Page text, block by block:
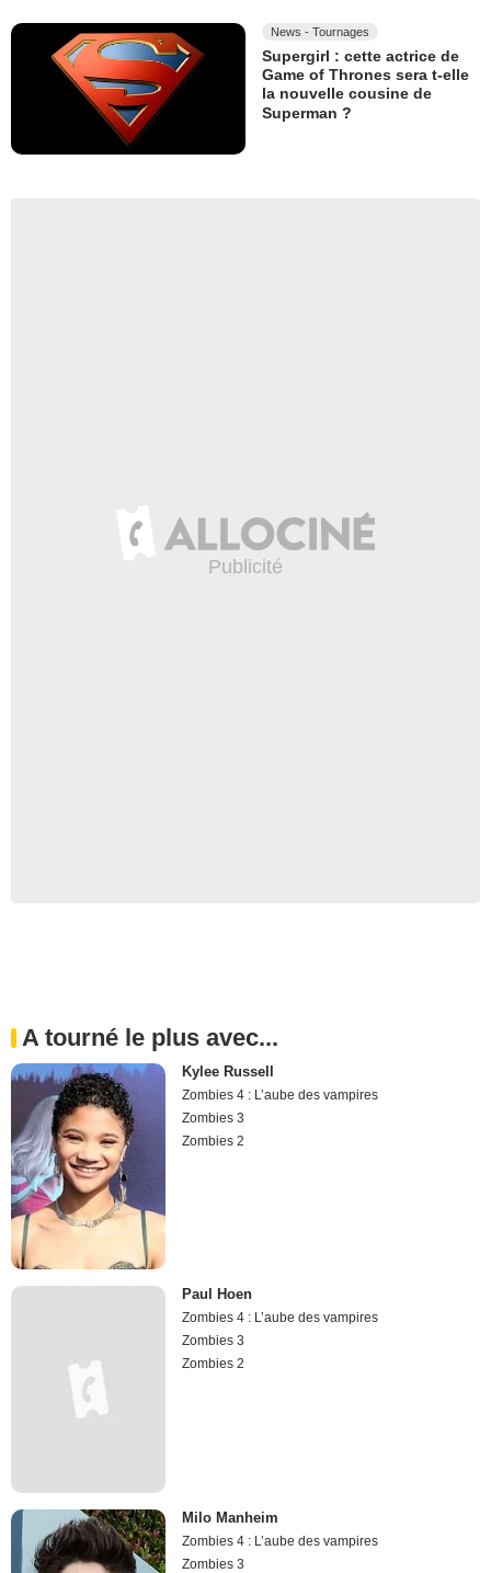
News - Tournages
Supergirl : cette actrice de
Game of Thrones sera t-elle
la nouvelle cousine de
Superman ?
A tourné le plus avec...
Kylee Russell
Zombies 4 : L’aube des vampires
Zombies 3
Zombies 2
Paul Hoen
Zombies 4 : L’aube des vampires
Zombies 3
Zombies 2
Milo Manheim
Zombies 4 : L’aube des vampires
Zombies 3